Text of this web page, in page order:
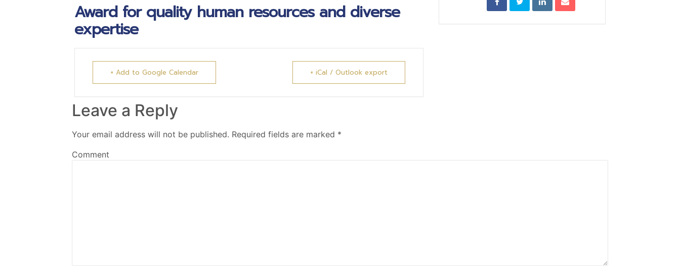
Award for quality human resources and diverse
expertise
+ Add to Google Calendar + iCal / Outlook export
Leave a Reply
Your email address will not be published. Required fields are marked *
Comment